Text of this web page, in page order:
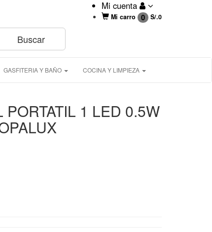
Mi cuenta
Mi carro 0 S/.0
GASFITERIA Y BAÑO COCINA Y LIMPIEZA
1 LED 0.5W